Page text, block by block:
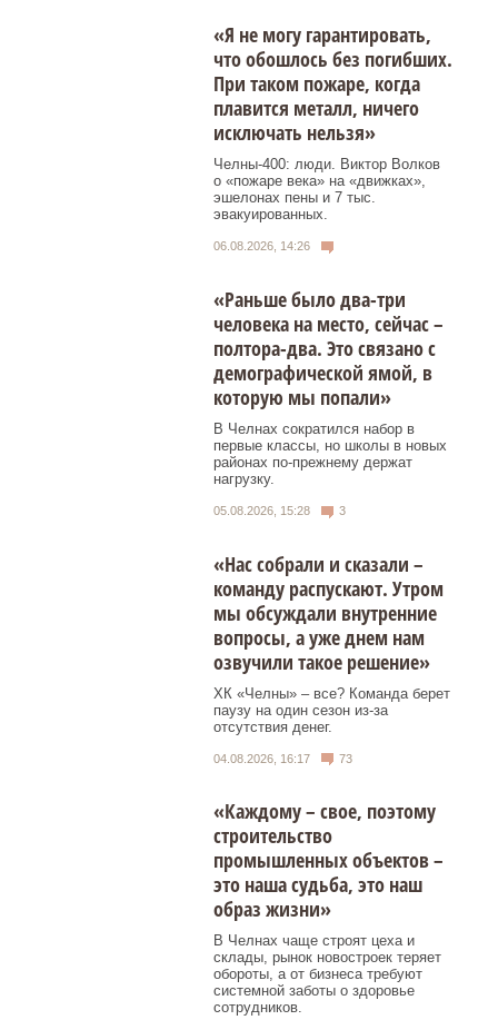
«Я не могу гарантировать,
что обошлось без погибших.
При таком пожаре, когда
плавится металл, ничего
исключать нельзя»
Челны-400: люди. Виктор Волков
о «пожаре века» на «движках»,
эшелонах пены и 7 тыс.
эвакуированных.
06.08.2026, 14:26
«Раньше было два-три
человека на место, сейчас –
полтора-два. Это связано с
демографической ямой, в
которую мы попали»
В Челнах сократился набор в
первые классы, но школы в новых
районах по-прежнему держат
нагрузку.
05.08.2026, 15:28 3
«Нас собрали и сказали –
команду распускают. Утром
мы обсуждали внутренние
вопросы, а уже днем нам
озвучили такое решение»
ХК «Челны» – все? Команда берет
паузу на один сезон из-за
отсутствия денег.
04.08.2026, 16:17 73
«Каждому – свое, поэтому
строительство
промышленных объектов –
это наша судьба, это наш
образ жизни»
В Челнах чаще строят цеха и
склады, рынок новостроек теряет
обороты, а от бизнеса требуют
системной заботы о здоровье
сотрудников.